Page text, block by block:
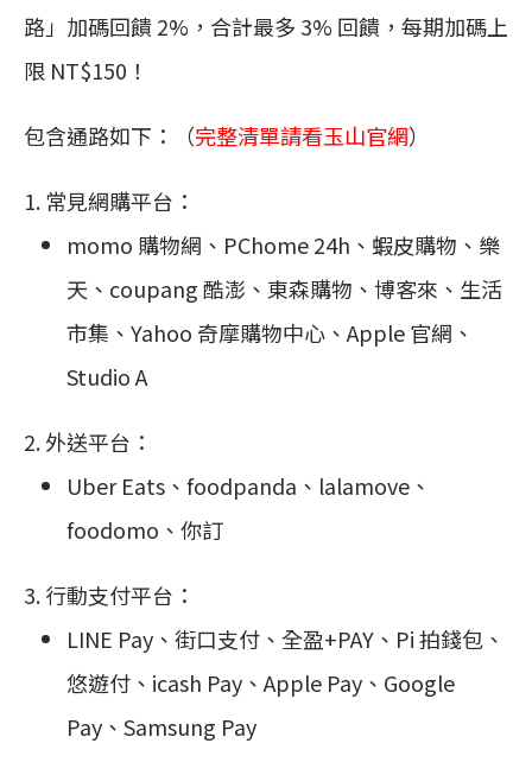
路」加碼回饋 2%，合計最多 3% 回饋，每期加碼上
限 NT$150！
包含通路如下：（完整清單請看玉山官網）
常見網購平台：
momo 購物網、PChome 24h、蝦皮購物、樂
天、coupang 酷澎、東森購物、博客來、生活
市集、Yahoo 奇摩購物中心、Apple 官網、
Studio A
外送平台：
Uber Eats、foodpanda、lalamove、
foodomo、你訂
行動支付平台：
LINE Pay、街口支付、全盈+PAY、Pi 拍錢包、
悠遊付、icash Pay、Apple Pay、Google
Pay、Samsung Pay